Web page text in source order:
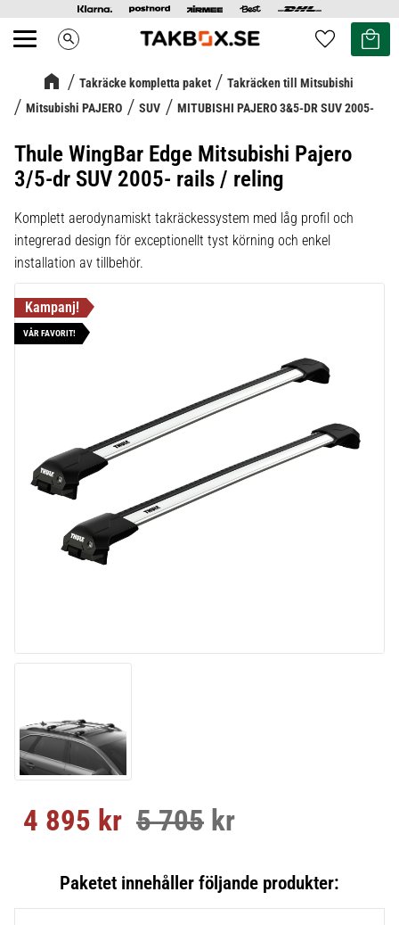
Meny search Favoriter
Kundvagn
Takräcke kompletta paket
Takräcken till Mitsubishi
Mitsubishi PAJERO
SUV MITUBISHI PAJERO 3&5-DR SUV 2005-
Thule WingBar Edge Mitsubishi Pajero
3/5-dr SUV 2005- rails / reling
Komplett aerodynamiskt takräckessystem med låg profil och
integrerad design för exceptionellt tyst körning och enkel
installation av tillbehör.
VÅR FAVORIT!
Nedsatt pris:
4 895 kr Ordinarie pris:
5 705 kr